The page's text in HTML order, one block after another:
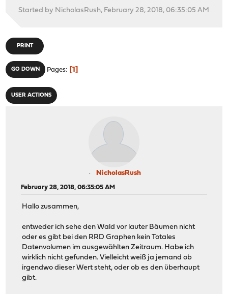
Started by NicholasRush, February 28, 2018, 06:35:05 AM
PRINT
GO DOWN Pages 1
USER ACTIONS
NicholasRush
February 28, 2018, 06:35:05 AM
Hallo zusammen,
entweder ich sehe den Wald vor lauter Bäumen nicht
oder es gibt bei den RRD Graphen kein Totales
Datenvolumen im ausgewählten Zeitraum. Habe ich
wirklich nicht gefunden. Vielleicht weiß ja jemand ob
irgendwo dieser Wert steht, oder ob es den überhaupt
gibt.